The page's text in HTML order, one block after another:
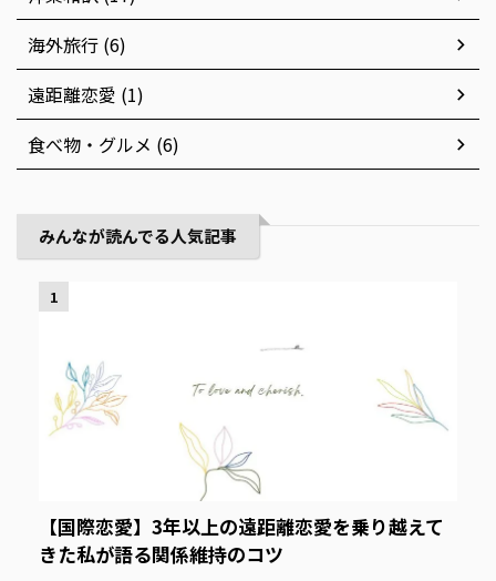
海外旅行 (6)
遠距離恋愛 (1)
食べ物・グルメ (6)
みんなが読んでる人気記事
1
【国際恋愛】3年以上の遠距離恋愛を乗り越えて
きた私が語る関係維持のコツ